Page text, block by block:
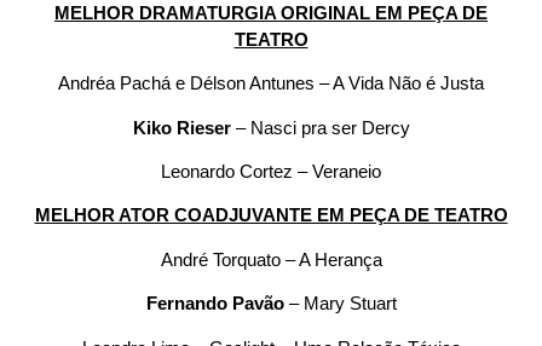
MELHOR DRAMATURGIA ORIGINAL EM PEÇA DE
TEATRO
Andréa Pachá e Délson Antunes – A Vida Não é Justa
Kiko Rieser– Nasci pra ser Dercy
Leonardo Cortez – Veraneio
MELHOR ATOR COADJUVANTE EM PEÇA DE TEATRO
André Torquato – A Herança
Fernando Pavão– Mary Stuart